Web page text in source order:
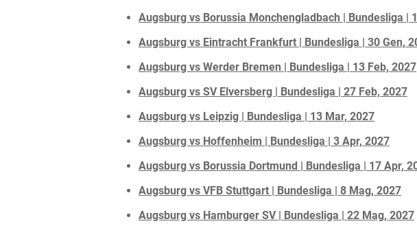
Augsburg vs Borussia Monchengladbach | Bundesliga |
Augsburg vs Eintracht Frankfurt | Bundesliga | 30 Gen,
Augsburg vs Werder Bremen | Bundesliga | 13 Feb, 2027
Augsburg vs SV Elversberg | Bundesliga | 27 Feb, 2027
Augsburg vs Leipzig | Bundesliga | 13 Mar, 2027
Augsburg vs Hoffenheim | Bundesliga | 3 Apr, 2027
Augsburg vs Borussia Dortmund | Bundesliga | 17 Apr,
Augsburg vs VFB Stuttgart | Bundesliga | 8 Mag, 2027
Augsburg vs Hamburger SV | Bundesliga | 22 Mag, 2027